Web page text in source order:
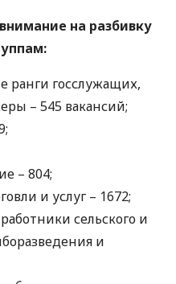
на разбивку
ранги госслужащих,
– 545 вакансий;
– 804;
и услуг – 1672;
сельского и
и